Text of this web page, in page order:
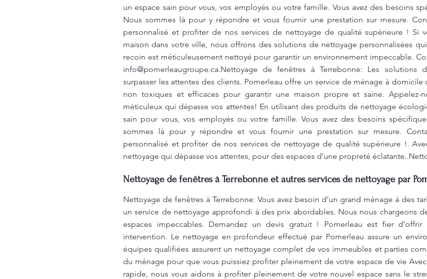
un espace sain pour vous, vos employés ou votre famille. Vous avez des besoins
Nous sommes là pour y répondre et vous fournir une prestation sur mesure.
personnalisé et profiter de nos services de nettoyage de qualité supérieure ! Si
maison dans votre ville, nous offrons des solutions de nettoyage personnalisées
recoin est méticuleusement nettoyé pour garantir un environnement impeccable.
info@pomerleaugroupe.ca.Nettoyage de fenêtres à Terrebonne: Les solutions
surpasser les attentes des clients. Pomerleau offre un service de ménage à
non toxiques et efficaces pour garantir une maison propre et saine. Appelez-
méticuleux qui dépasse vos attentes! En utilisant des produits de nettoyage
sain pour vous, vos employés ou votre famille. Vous avez des besoins
sommes là pour y répondre et vous fournir une prestation sur mesure.
personnalisé et profiter de nos services de nettoyage de qualité supérieure !.
nettoyage qui dépasse vos attentes, pour des espaces d’une propreté
Nettoyage de fenêtres à Terrebonne et autres services de nettoyage par
Nettoyage de fenêtres à Terrebonne: Vous avez besoin d’un grand ménage à des
un service de nettoyage approfondi à des prix abordables. Nous nous chargeons
espaces impeccables. Demandez un devis gratuit ! Pomerleau est fier
intervention. Le nettoyage en profondeur effectué par Pomerleau assure un
équipes qualifiées assurent un nettoyage complet de vos immeubles et parties
du ménage pour que vous puissiez profiter pleinement de votre espace de vie
rapide, nous vous aidons à profiter pleinement de votre nouvel espace sans le